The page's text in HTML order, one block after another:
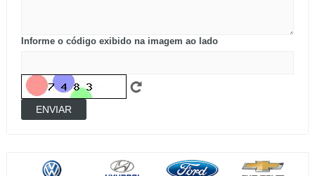
Informe o código exibido na imagem ao lado
ENVIAR